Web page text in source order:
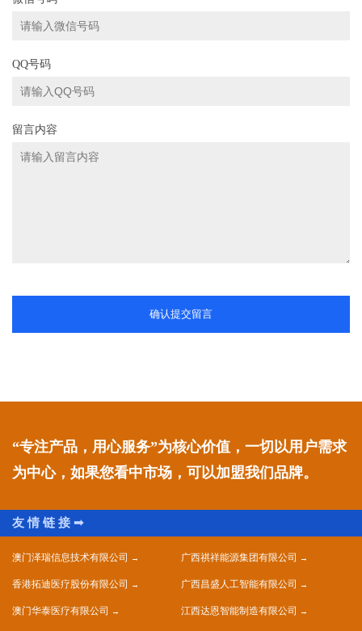
QQ号码
留言内容
确认提交留言
“专注产品，用心服务”为核心价值，一切以用户需求
为中心，如果您看中市场，可以加盟我们品牌。
澳门泽瑞信息技术有限公司 广西祺祥能源集团有限公司
香港拓迪医疗股份有限公司 广西昌盛人工智能有限公司
澳门华泰医疗有限公司 江西达恩智能制造有限公司